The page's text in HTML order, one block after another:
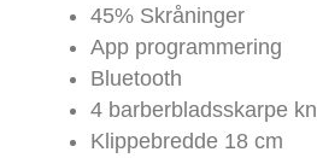
45% Skråninger
App programmering
Bluetooth
4 barberbladsskarpe
Klippebredde 18 cm